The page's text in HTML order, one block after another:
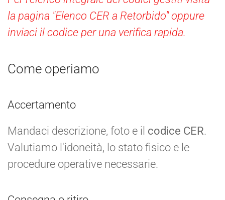
la pagina "Elenco CER a Retorbido" oppure
inviaci il codice per una verifica rapida.
Come operiamo
Accertamento
Mandaci descrizione, foto e il codice CER.
Valutiamo l'idoneità, lo stato fisico e le
procedure operative necessarie.